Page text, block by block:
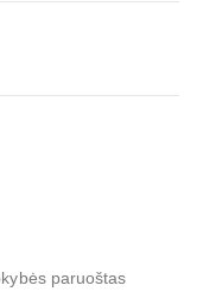
paruoštas